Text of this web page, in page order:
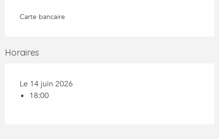
Carte bancaire
Horaires
Le 14 juin 2026
18:00